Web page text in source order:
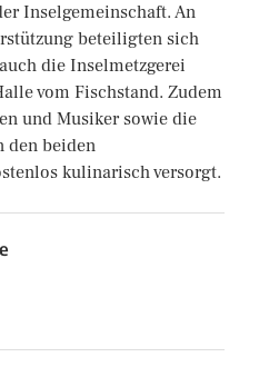
Inselgemeinschaft. An
beteiligten sich
die Inselmetzgerei
vom Fischstand. Zudem
und Musiker sowie die
den beiden
kulinarisch versorgt.